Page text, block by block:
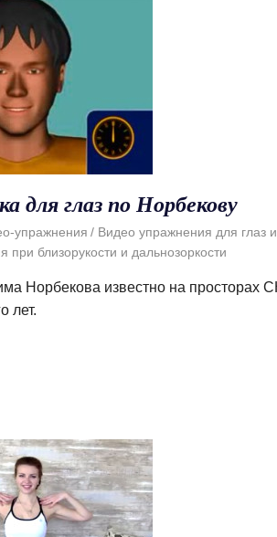
для глаз по Норбекову
упражнения
Видео упражнения для глаз и
при близорукости и дальнозоркости
Норбекова известно на просторах
лет.